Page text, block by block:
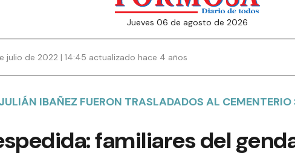
jueves 06 de agosto de 2026
julio de 2022 | 14:45 actualizado hace 4 años
IBAÑEZ FUERON TRASLADADOS AL
familiares del